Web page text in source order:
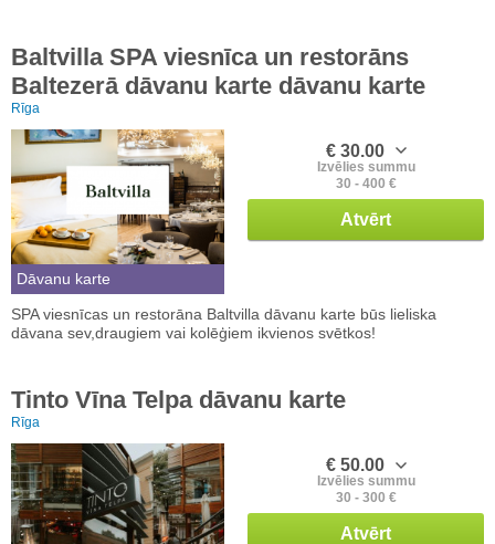
Baltvilla SPA viesnīca un restorāns
Baltezerā dāvanu karte dāvanu karte
Rīga
Dāvanu karte
€ 30.00
Izvēlies summu
30 - 400 €
Atvērt
SPA viesnīcas un restorāna Baltvilla dāvanu karte būs lieliska
dāvana sev,draugiem vai kolēģiem ikvienos svētkos!
Tinto Vīna Telpa dāvanu karte
Rīga
€ 50.00
Izvēlies summu
30 - 300 €
Atvērt